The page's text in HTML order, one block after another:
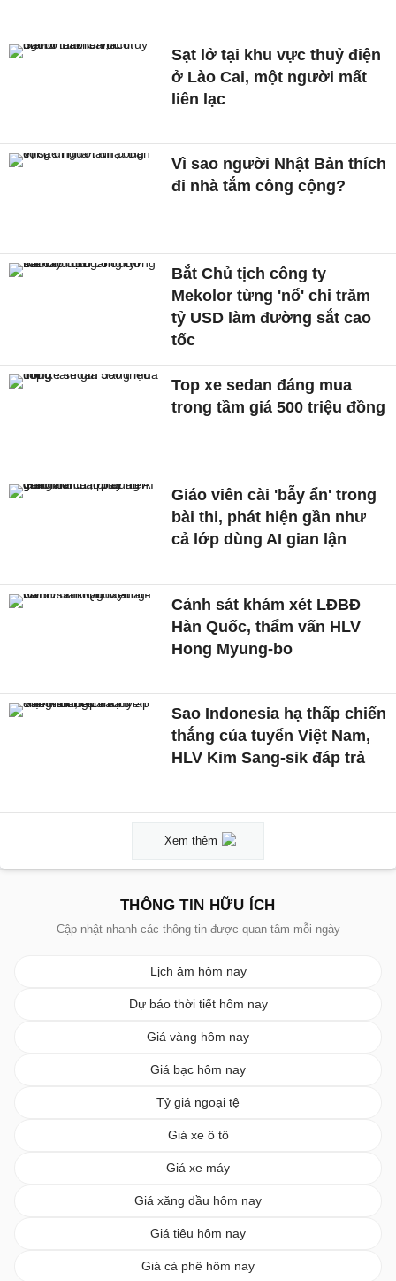
Sạt lở tại khu vực thuỷ điện
ở Lào Cai, một người mất
liên lạc
Vì sao người Nhật Bản thích
đi nhà tắm công cộng?
Bắt Chủ tịch công ty
Mekolor từng 'nổ' chi trăm
tỷ USD làm đường sắt cao
tốc
Top xe sedan đáng mua
trong tầm giá 500 triệu đồng
Giáo viên cài 'bẫy ẩn' trong
bài thi, phát hiện gần như
cả lớp dùng AI gian lận
Cảnh sát khám xét LĐBĐ
Hàn Quốc, thẩm vấn HLV
Hong Myung-bo
Sao Indonesia hạ thấp chiến
thắng của tuyển Việt Nam,
HLV Kim Sang-sik đáp trả
Xem thêm
THÔNG TIN HỮU ÍCH
Cập nhật nhanh các thông tin được quan tâm mỗi ngày
Lịch âm hôm nay
Dự báo thời tiết hôm nay
Giá vàng hôm nay
Giá bạc hôm nay
Tỷ giá ngoại tệ
Giá xe ô tô
Giá xe máy
Giá xăng dầu hôm nay
Giá tiêu hôm nay
Giá cà phê hôm nay